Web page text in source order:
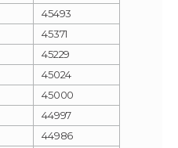
45493
45371
45229
45024
45000
44997
44986